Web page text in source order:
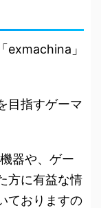
exmachina」
目指すゲーマ
器や、ゲー
方に有益な情
ておりますの